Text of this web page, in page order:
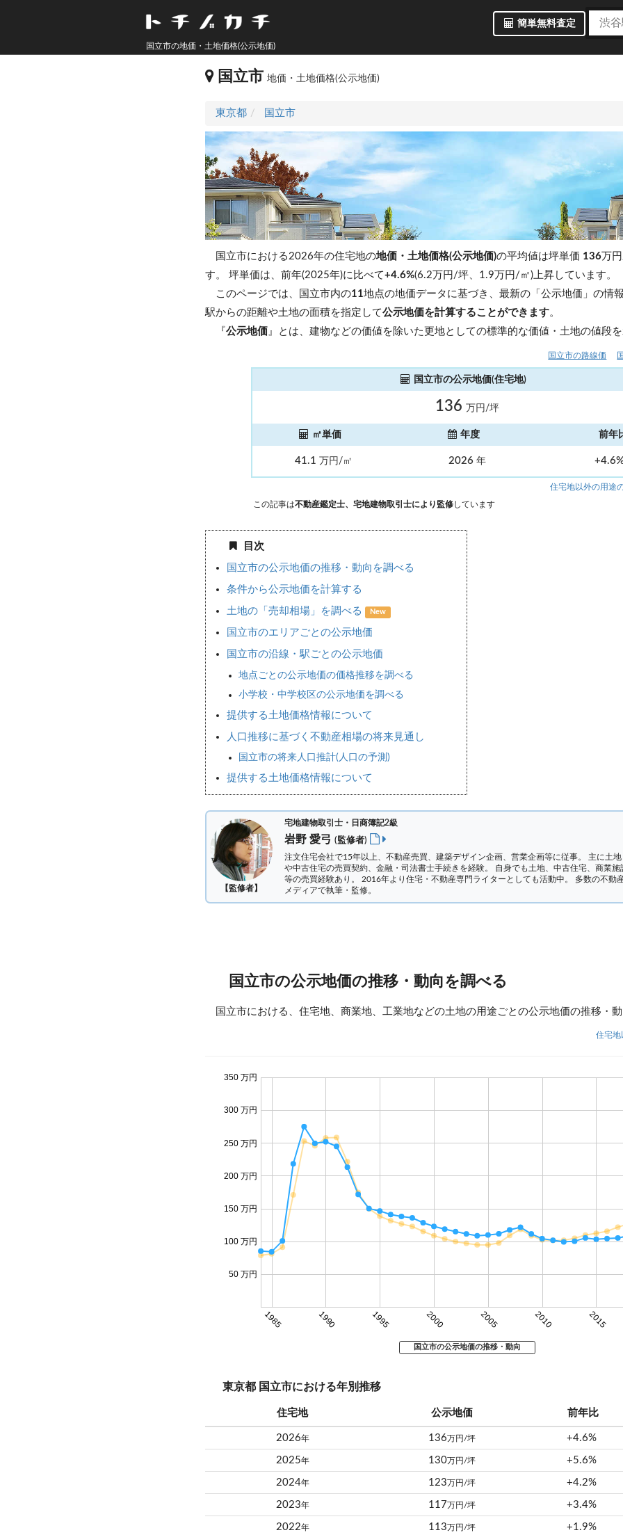
簡単無料査定
国立市の地価・土地価格(公示地価)
国立市地価・土地価格(公示地価)
東京都 国立市
国立市における2026年の住宅地の地価・土地価格(公示地価)の平均値は坪単価 136万
す。坪単価は、前年(2025年)に比べて+4.6%(6.2万円/坪、1.9万円/㎡)上昇しています。
このページでは、国立市内の11地点の地価データに基づき、最新の「公示地価」の情
駅からの距離や土地の面積を指定して公示地価を計算することができます。
『公示地価 』とは、建物などの価値を除いた更地としての標準的な価値・土地の値段
国立市の路線価
国立市の公示地価(住宅地)
136 万円/坪
㎡単価 年度 前年
41.1万円/㎡ 2026 年
住宅地以外の用途
この記事は不動産鑑定士、宅地建物取引士により監修しています
目次
国立市の公示地価の推移・動向を調べる
条件から公示地価を計算する
土地の「売却相場」を調べる New
国立市のエリアごとの公示地価
国立市の沿線・駅ごとの公示地価
地点ごとの公示地価の価格推移を調べる
小学校・中学校区の公示地価を調べる
提供する土地価格情報について
人口推移に基づく不動産相場の将来見通し
国立市の将来人口推計(人口の予測)
提供する土地価格情報について
【監修者】
宅地建物取引士・日商簿記2級
岩野 愛弓(監修者)
注文住宅会社で15年以上、不動産売買、建築デザイン企画、営業企画等に従事。 主に土地
や中古住宅の売買契約、金融・司法書士手続きを経験。 自身でも土地、中古住宅、商業施
等の売買経験あり。 2016年より住宅・不動産専門ライターとしても活動中。 多数の不動
メディアで執筆・監修。
国立市の公示地価の推移・動向を調べる
国立市における、住宅地、商業地、工業地などの土地の用途ごとの公示地価の推移・
住宅地
1985 1990 1995 2000 2005 2010 2015
50 万円
100 万円
150 万円
200 万円
250 万円
300 万円
350 万円
国立市の公示地価の推移・動向
東京都 国立市における年別推移
住宅地 公示地価 前年比
2026年 136 万円/坪 +4.6%
2025年 130 万円/坪 +5.6%
2024年 123 万円/坪 +4.2%
2023年 117 万円/坪 +3.4%
2022年 113 万円/坪 +1.9%